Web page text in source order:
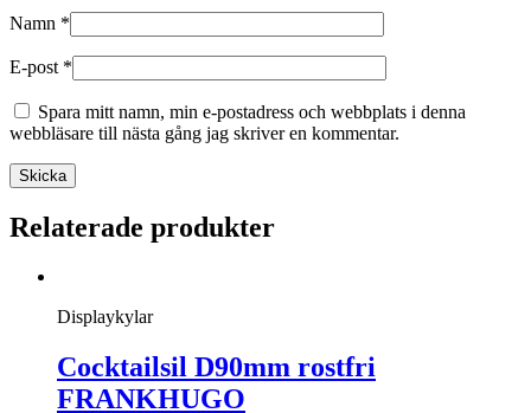
Namn *
E-post *
Spara mitt namn, min e-postadress och webbplats i denna
webbläsare till nästa gång jag skriver en kommentar.
Relaterade produkter
Displaykylar
Cocktailsil D90mm rostfri
FRANKHUGO